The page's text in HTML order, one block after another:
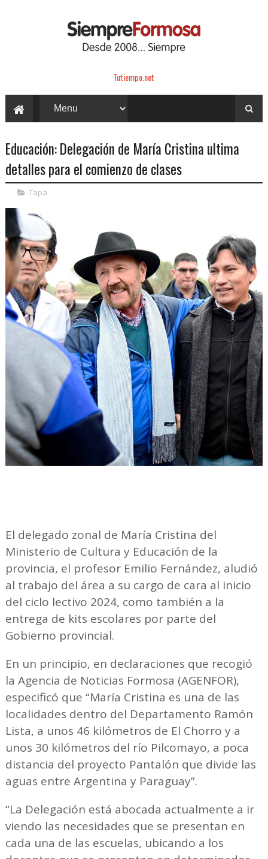
Tutiempo.net
Educación: Delegación de María Cristina ultima
detalles para el comienzo de clases
Tapa
El delegado zonal de María Cristina del
Ministerio de Cultura y Educación de la
provincia, el profesor Emilio Fernández, aludió
al trabajo del área a su cargo de cara al inicio
del ciclo lectivo 2024, como también a la
entrega de kits escolares por parte del
Gobierno provincial.
En un principio, en declaraciones que recogió
la Agencia de Noticias Formosa (AGENFOR),
especificó que “María Cristina es una de las
localidades dentro del Departamento Ramón
Lista, a unos 46 kilómetros de El Chorro y a
unos 30 kilómetros del río Pilcomayo, a poca
distancia del proyecto Pantalón que divide las
aguas entre Argentina y Paraguay”.
“La Delegación está abocada actualmente a ir
viendo las necesidades que se presentan en
cada una de las escuelas, ubicando a los